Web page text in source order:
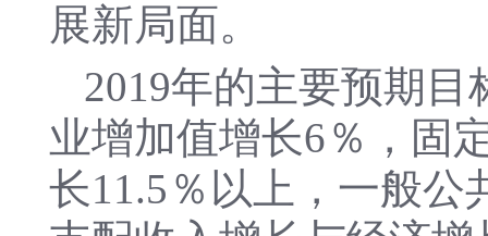
展新局面。
2019年的主要预期
业增加值增长6％，固
长11.5％以上，一般公